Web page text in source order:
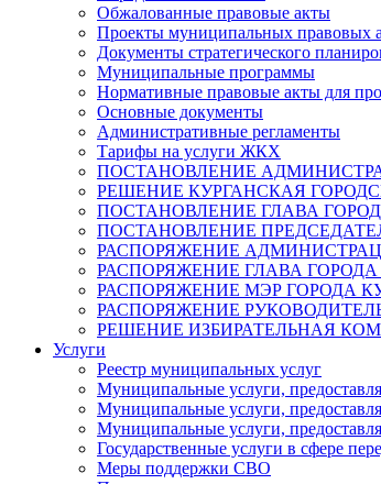
Обжалованные правовые акты
Проекты муниципальных правовых
Документы стратегического
Муниципальные программы
Нормативные правовые акты для
Основные документы
Административные регламенты
Тарифы на услуги ЖКХ
ПОСТАНОВЛЕНИЕ
РЕШЕНИЕ КУРГАНСКАЯ
ПОСТАНОВЛЕНИЕ ГЛАВА
ПОСТАНОВЛЕНИЕ
РАСПОРЯЖЕНИЕ
РАСПОРЯЖЕНИЕ ГЛАВА ГОРОДА
РАСПОРЯЖЕНИЕ МЭР ГОРОДА
РАСПОРЯЖЕНИЕ
РЕШЕНИЕ ИЗБИРАТЕЛЬНАЯ
Услуги
Реестр муниципальных услуг
Муниципальные услуги,
Муниципальные услуги,
Муниципальные услуги,
Государственные услуги в сфере
Меры поддержки СВО